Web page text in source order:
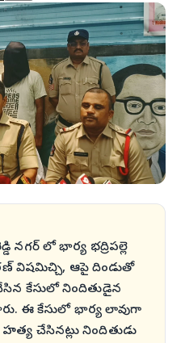
నగర్ లో భార్య భద్రిపల్లె
విషమిచ్చి, ఆపై దిండుతో
కేసులో నిందితుడైన
ఈ కేసులో భార్య లావుగా
చేసినట్లు నిందితుడు